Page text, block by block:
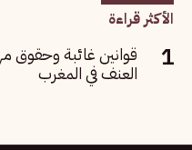
الأكثر قراءة
قوانين غائبة وحقوق
العنف في المغرب